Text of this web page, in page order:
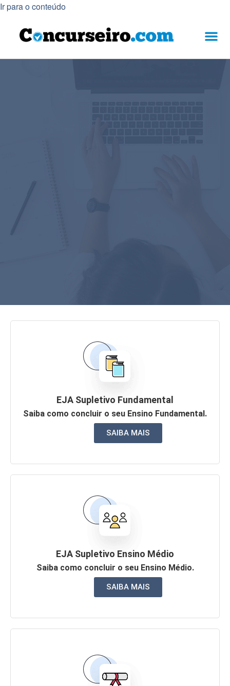
Ir para o conteúdo
EJA Supletivo Fundamental
Saiba como concluir o seu Ensino Fundamental.
SAIBA MAIS
EJA Supletivo Ensino Médio
Saiba como concluir o seu Ensino Médio.
SAIBA MAIS